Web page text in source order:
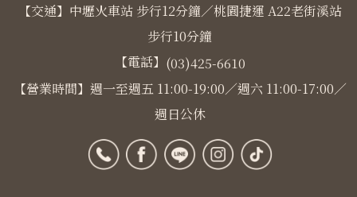
【交通】中壢火車站 步行12分鐘／桃園捷運 A22老街溪站
步行10分鐘
【電話】 (03)425-6610
【營業時間】週一至週五 11:00-19:00／週六 11:00-17:00／
週日公休